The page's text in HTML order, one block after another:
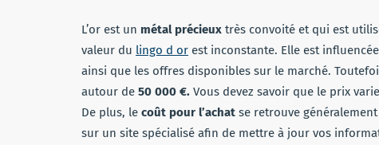
L’or est un métal précieux très convoité et qui est
valeur du lingo d or est inconstante. Elle est
ainsi que les offres disponibles sur le marché.
autour de 50 000 €. Vous devez savoir que le prix
De plus, le coût pour l’achat se retrouve
sur un site spécialisé afin de mettre à jour vos